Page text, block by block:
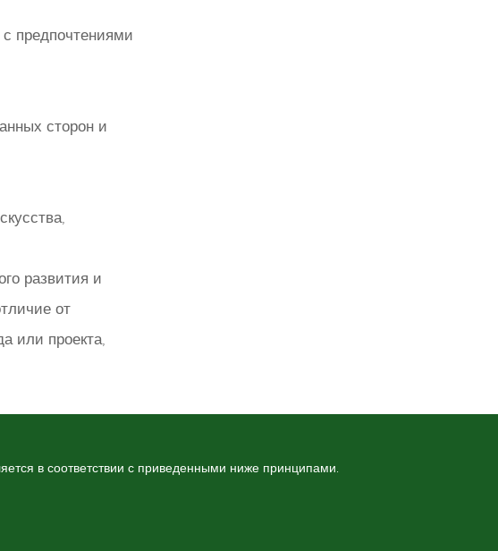
с предпочтениями
сторон и
развития и
от
или проекта,
в соответствии с приведенными ниже принципами.